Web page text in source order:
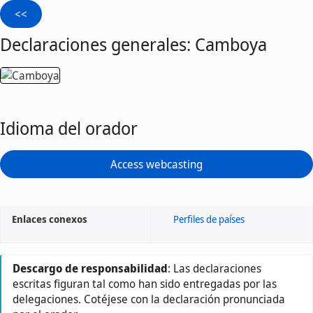
Declaraciones generales: Camboya
Idioma del orador
Access webcasting
Enlaces conexos Perfiles de países
Descargo de responsabilidad: Las declaraciones
escritas figuran tal como han sido entregadas por las
delegaciones. Cotéjese con la declaración pronunciada